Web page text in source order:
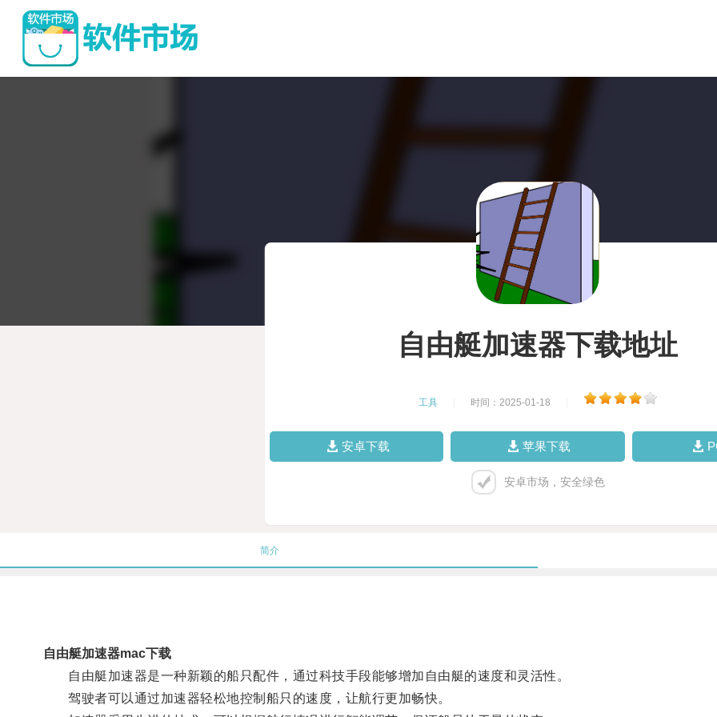
自由艇加速器下载地址
工具 时间：2025-01-18
安卓下载 苹果下载
安卓市场，安全绿色
简介
自由艇加速器mac下载
自由艇加速器是一种新颖的船只配件，通过科技手段能够增加自由艇的速度和灵活性。
驾驶者可以通过加速器轻松地控制船只的速度，让航行更加畅快。